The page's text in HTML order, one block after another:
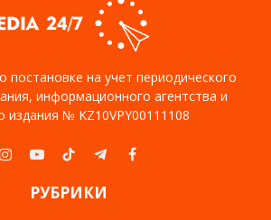
постановке на учет периодического
информационного агентства и
издания № KZ10VPY00111108
Instagram
YouTubeTikTokTelegramFacebook
РУБРИКИ